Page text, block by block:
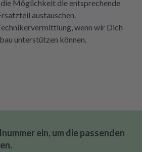
Möglichkeit die entsprechende
austauschen.
wenn wir Dich
unterstützen können.
ein, um die passenden